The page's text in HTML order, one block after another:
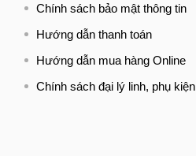
Chính sách bảo mật thông tin
Hướng dẫn thanh toán
Hướng dẫn mua hàng Online
Chính sách đại lý linh, phụ kiện